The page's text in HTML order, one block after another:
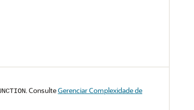
. ConsulteGerenciar Complexidade de